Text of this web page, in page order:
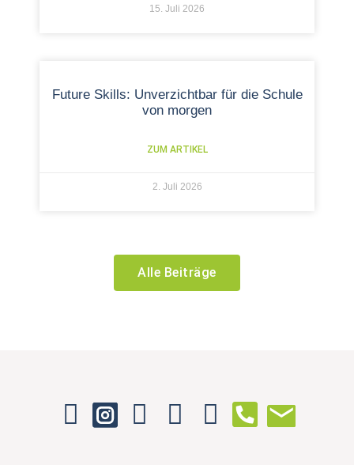
15. Juli 2026
Future Skills: Unverzichtbar für die Schule
von morgen
ZUM ARTIKEL
2. Juli 2026
Alle Beiträge